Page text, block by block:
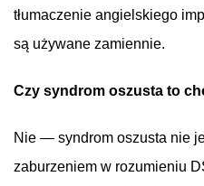
tłumaczenie angielskiego
są używane zamiennie.
Czy syndrom oszusta to
Nie — syndrom oszusta nie
zaburzeniem w rozumieniu